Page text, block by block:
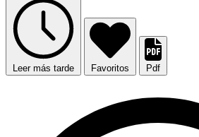
Leer más tarde Favoritos Pdf